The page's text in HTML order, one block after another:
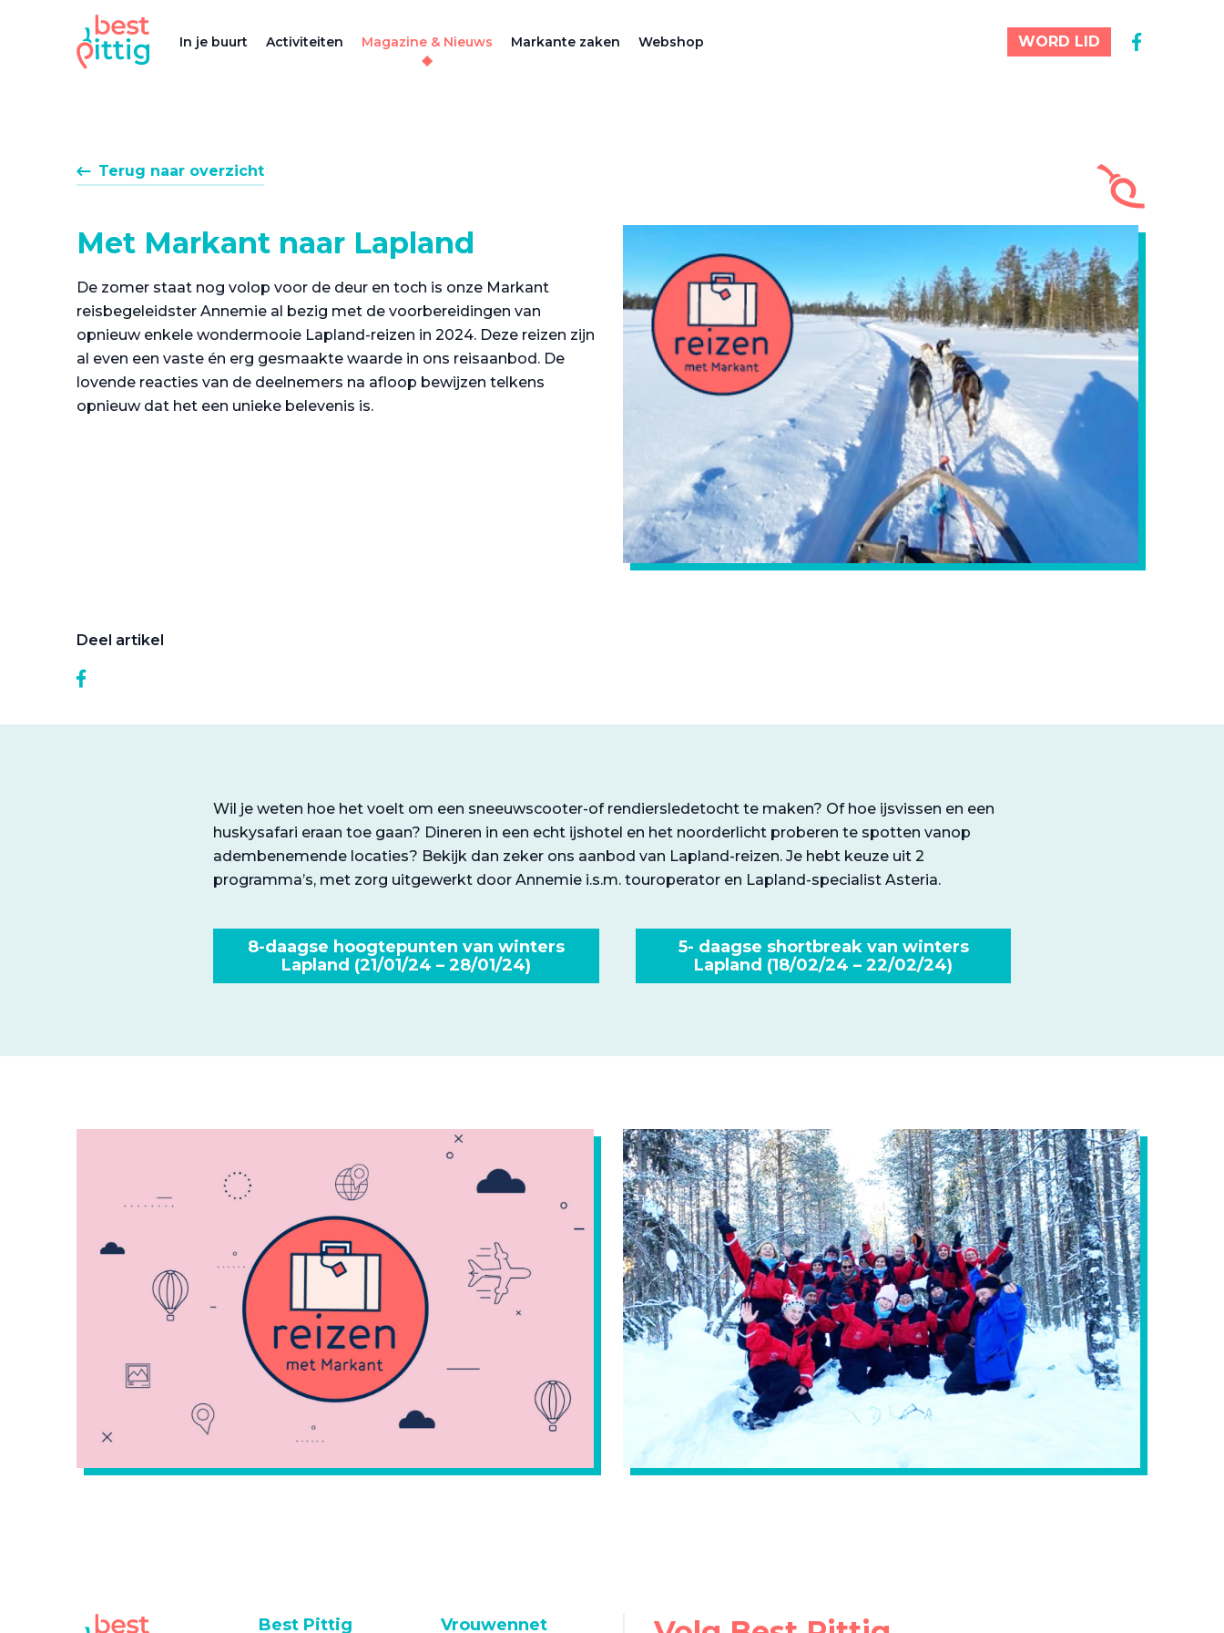
In je buurt Activiteiten Magazine & Nieuws Markante zaken Webshop WORD LID
Terug naar overzicht
Met Markant naar Lapland
De zomer staat nog volop voor de deur en toch is onze Markant
reisbegeleidster Annemie al bezig met de voorbereidingen van
opnieuw enkele wondermooie Lapland-reizen in 2024. Deze reizen zijn
al even een vaste én erg gesmaakte waarde in ons reisaanbod. De
lovende reacties van de deelnemers na afloop bewijzen telkens
opnieuw dat het een unieke belevenis is.
Deel artikel
Wil je weten hoe het voelt om een sneeuwscooter-of rendiersledetocht te maken? Of hoe ijsvissen en een
huskysafari eraan toe gaan? Dineren in een echt ijshotel en het noorderlicht proberen te spotten vanop
adembenemende locaties? Bekijk dan zeker ons aanbod van Lapland-reizen. Je hebt keuze uit 2
programma’s, met zorg uitgewerkt door Annemie i.s.m. touroperator en Lapland-specialist Asteria.
8-daagse hoogtepunten van winters
Lapland (21/01/24 – 28/01/24)
5- daagse shortbreak van winters
Lapland (18/02/24 – 22/02/24)
Best Pittig Vrouwennet